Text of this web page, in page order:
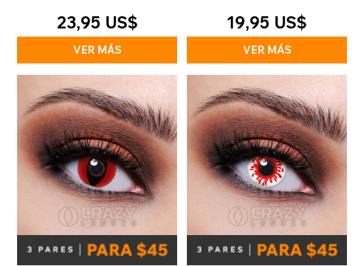
23,95 US$
VER MÁS
19,95 US$
VER MÁS